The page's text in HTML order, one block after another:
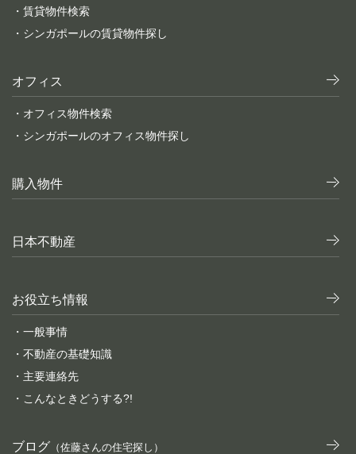
・賃貸物件検索
・シンガポールの賃貸物件探し
オフィス
・オフィス物件検索
・シンガポールのオフィス物件探し
購入物件
日本不動産
お役立ち情報
・一般事情
・不動産の基礎知識
・主要連絡先
・こんなときどうする?!
ブログ （佐藤さんの住宅探し）